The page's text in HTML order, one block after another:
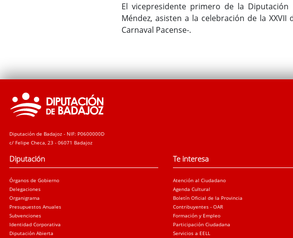
El vicepresidente primero de la Diputación
Méndez, asisten a la celebración de la XXVII
Carnaval Pacense-.
Diputación de Badajoz - NIF: P0600000D
c/ Felipe Checa, 23 - 06071 Badajoz
Diputación
Órganos de Gobierno
Delegaciones
Organigrama
Presupuestos Anuales
Subvenciones
Identidad Corporativa
Diputación Abierta
Te interesa
Atención al Ciudadano
Agenda Cultural
Boletín Oficial de la Provincia
Contribuyentes - OAR
Formación y Empleo
Participación Ciudadana
Servicios a EELL